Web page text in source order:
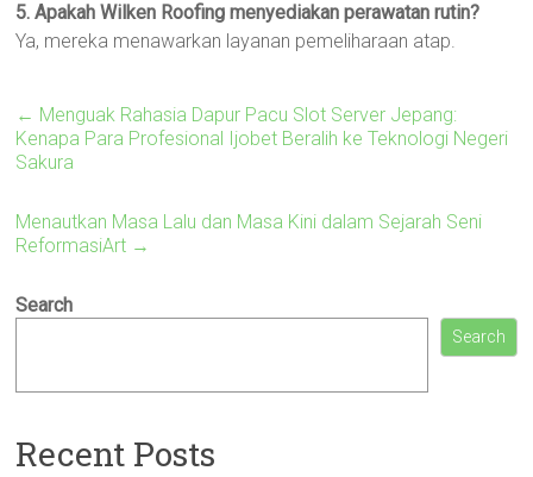
5. Apakah Wilken Roofing menyediakan perawatan rutin?
Ya, mereka menawarkan layanan pemeliharaan atap.
← Menguak Rahasia Dapur Pacu Slot Server Jepang:
Kenapa Para Profesional Ijobet Beralih ke Teknologi Negeri
Sakura
Menautkan Masa Lalu dan Masa Kini dalam Sejarah Seni
ReformasiArt →
Search
Search
Recent Posts